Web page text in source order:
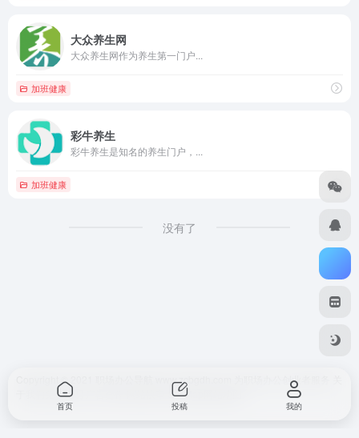
大众养生网
大众养生网作为养生第一门户...
加班健康
彩牛养生
彩牛养生是知名的养生门户，...
加班健康
没有了
Copyright © 2021 职场办公导航 www.zcbgdh.com 为职场办公创业者服务
免责声明 SiteMap
首页 投稿 我的